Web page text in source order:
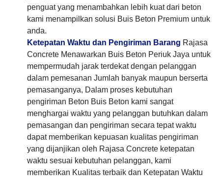
penguat yang menambahkan lebih kuat dari beton
kami menampilkan solusi Buis Beton Premium untuk
anda.
Ketepatan Waktu dan Pengiriman Barang Rajasa
Concrete Menawarkan Buis Beton Periuk Jaya untuk
mempermudah jarak terdekat dengan pelanggan
dalam pemesanan Jumlah banyak maupun berserta
pemasanganya, Dalam proses kebutuhan
pengiriman Beton Buis Beton kami sangat
menghargai waktu yang pelanggan butuhkan dalam
pemasangan dan pengiriman secara tepat waktu
dapat memberikan kepuasan kualitas pengiriman
yang dijanjikan oleh Rajasa Concrete ketepatan
waktu sesuai kebutuhan pelanggan, kami
memberikan Kualitas terbaik dan Ketepatan Waktu